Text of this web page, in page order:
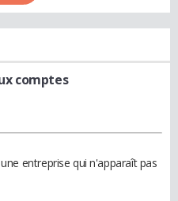
comptes
entreprise qui n'apparaît pas